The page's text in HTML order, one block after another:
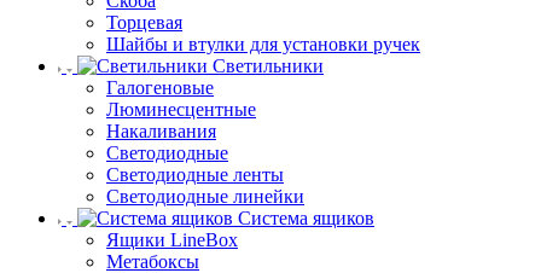
Торцевая
Шайбы и втулки для установки ручек
Светильники
Галогеновые
Люминесцентные
Накаливания
Светодиодные
Светодиодные ленты
Светодиодные линейки
Система ящиков
Ящики LineBox
Метабоксы